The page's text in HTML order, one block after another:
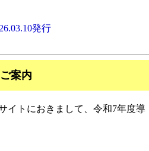
発行
案内
イトにおきまして、令和7年度導